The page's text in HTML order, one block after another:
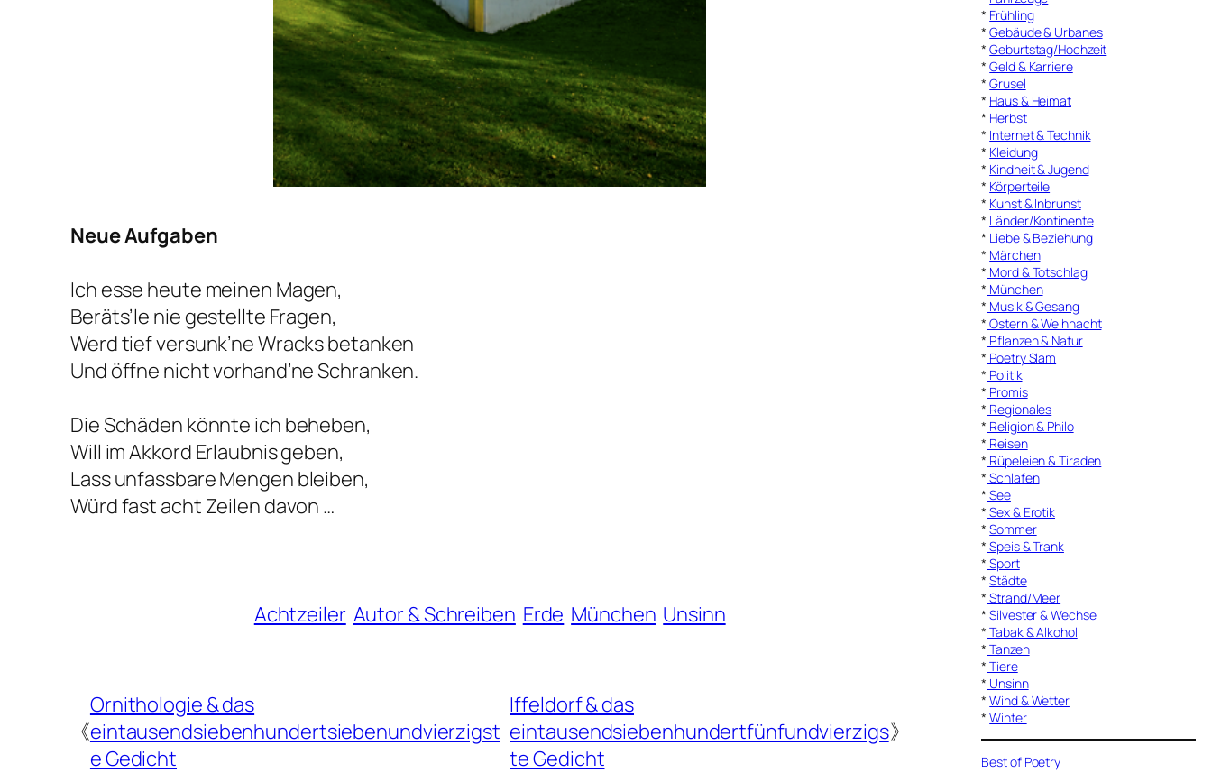
Neue Aufgaben
Ich esse heute meinen Magen,
Beräts’le nie gestellte Fragen,
Werd tief versunk’ne Wracks betanken
Und öffne nicht vorhand’ne Schranken.
Die Schäden könnte ich beheben,
Will im Akkord Erlaubnis geben,
Lass unfassbare Mengen bleiben,
Würd fast acht Zeilen davon …
Achtzeiler Autor & Schreiben Erde München Unsinn
《
Ornithologie & das
eintausendsiebenhundertsiebenundvierzigst
e Gedicht
Iffeldorf & das
eintausendsiebenhundertfünfundvierzigs
te Gedicht
》
* Frühling
*Gebäude & Urbanes
*Geburtstag/Hochzeit
*Geld & Karriere
*Grusel
* Haus & Heimat
* Herbst
* Internet & Technik
* Kleidung
* Kindheit & Jugend
* Körperteile
* Kunst & Inbrunst
* Länder/Kontinente
* Liebe & Beziehung
* Märchen
* Mord & Totschlag
* München
* Musik & Gesang
* Ostern & Weihnacht
* Pflanzen & Natur
* Poetry Slam
* Politik
* Promis
* Regionales
* Religion & Philo
* Reisen
* Rüpeleien & Tiraden
* Schlafen
* See
* Sex & Erotik
*Sommer
* Speis & Trank
* Sport
*Städte
* Strand/Meer
* Silvester & Wechsel
* Tabak & Alkohol
* Tanzen
* Tiere
* Unsinn
*Wind & Wetter
*Winter
Best of Poetry